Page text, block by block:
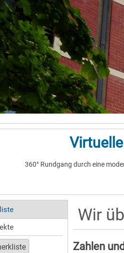
360° Rundgang durch eine
Wir
Zahlen